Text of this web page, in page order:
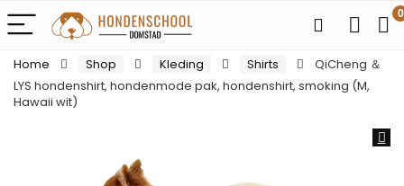
0
Home Shop Kleding Shirts
QiCheng ＆
LYS hondenshirt, hondenmode pak, hondenshirt, smoking (M,
Hawaii wit)